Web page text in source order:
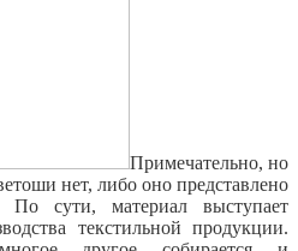
Примечательно, но
нет, либо оно представлено
По сути, материал выступает
текстильной продукции.